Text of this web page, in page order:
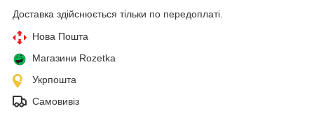
Доставка здійснюється тільки по передоплаті.
Нова Пошта
Магазини Rozetka
Укрпошта
Самовивіз